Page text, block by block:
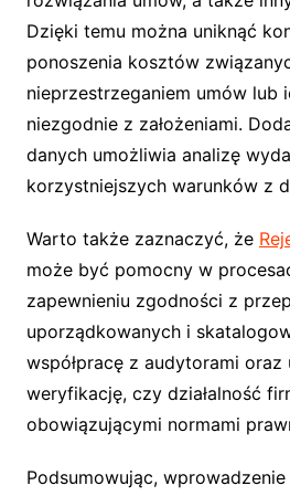
Dzięki temu można uniknąć
ponoszenia kosztów
nieprzestrzeganiem umów lub
niezgodnie z założeniami.
danych umożliwia analizę
korzystniejszych warunków z
Warto także zaznaczyć, że
może być pomocny w
zapewnieniu zgodności z
uporządkowanych i
współpracę z audytorami oraz
weryfikację, czy działalność
obowiązującymi normami
Podsumowując,